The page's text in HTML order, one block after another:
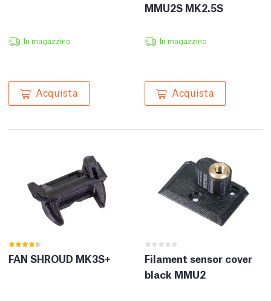
In magazzino
Acquista
MMU2S MK2.5S
In magazzino
Acquista
FAN SHROUD MK3S+
Filament sensor cover
black MMU2